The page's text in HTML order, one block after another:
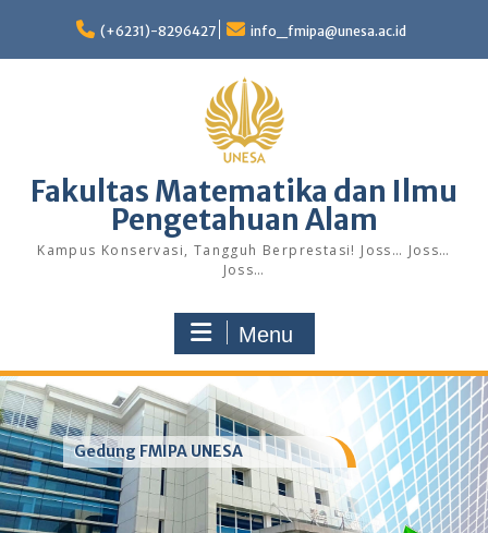
content
(+6231)-8296427 info_fmipa@unesa.ac.id
Fakultas Matematika dan Ilmu
Pengetahuan Alam
Kampus Konservasi, Tangguh Berprestasi! Joss… Joss…
Joss…
Menu
Gedung FMIPA UNESA